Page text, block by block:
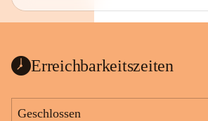
Erreichbarkeitszeiten
Geschlossen